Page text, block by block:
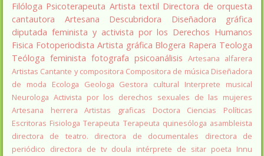
Filóloga Psicoterapeuta Artista textil Directora de orquesta
cantautora
Artesana Descubridora
Diseñadora gráfica
diputada feminista y activista por los Derechos Humanos
Fisica Fotoperiodista Artista gráfica Blogera Rapera Teologa
Teóloga feminista fotografa psicoanálisis Artesana alfarera
Artistas Cantante y compositora Compositora de música Diseñadora
de moda
Ecologa Geologa Gestora cultural
Interprete musical
Neurologa Activista por los derechos sexuales de las mujeres
Artesana herrera
Artistas graficas
Doctora Ciencias Políticas
Escritoras Fisiologa Terapeuta Terapeuta quinesóloga asambleista
directora de teatro.
directora de documentales
directora de
periódico directora de tv doula intérprete de sitar poeta Innu